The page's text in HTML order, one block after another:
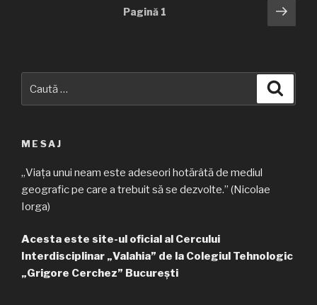
Pagină 1
MESAJ
„Viața unui neam este adeseori hotărâtă de mediul
geografic pe care a trebuit să se dezvolte.” (Nicolae
Iorga)
Acesta este site-ul oficial al Cercului
Interdisciplinar „Valahia” de la Colegiul Tehnologic
„Grigore Cerchez” București